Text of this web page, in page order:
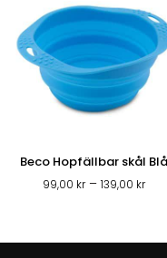
Beco Hopfällbar skål Blå
99,00 kr – 139,00 kr